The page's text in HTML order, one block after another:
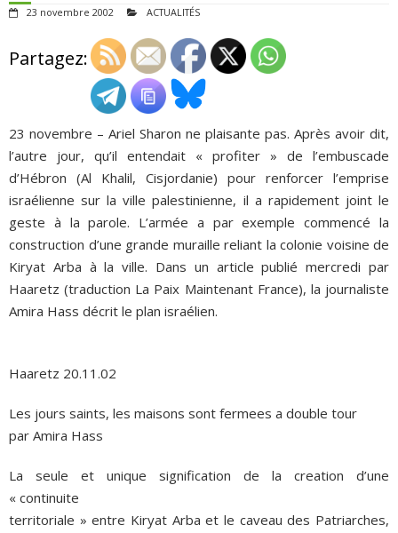
QUI SOMMES-NOUS ?
ADHÉSIONS, DONS, CONTACT
23 novembre 2002 ACTUALITÉS
Partagez:
23 novembre – Ariel Sharon ne plaisante pas. Après avoir dit,
l’autre jour, qu’il entendait « profiter » de l’embuscade
d’Hébron (Al Khalil, Cisjordanie) pour renforcer l’emprise
israélienne sur la ville palestinienne, il a rapidement joint le
geste à la parole. L’armée a par exemple commencé la
construction d’une grande muraille reliant la colonie voisine de
Kiryat Arba à la ville. Dans un article publié mercredi par
Haaretz (traduction La Paix Maintenant France), la journaliste
Amira Hass décrit le plan israélien.
Haaretz 20.11.02
Les jours saints, les maisons sont fermees a double tour
par Amira Hass
La seule et unique signification de la creation d’une
« continuite
territoriale » entre Kiryat Arba et le caveau des Patriarches,